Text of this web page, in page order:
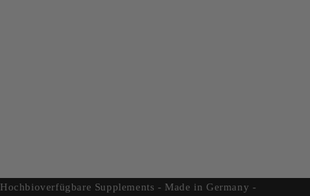
Hochbioverfügbare Supplements - Made in Germany -